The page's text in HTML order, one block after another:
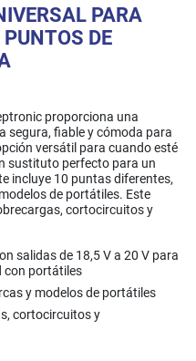
PARA
DE
proporciona una
segura, fiable y cómoda para
versátil para cuando esté
sustituto perfecto para un
incluye 10 puntas diferentes,
de portátiles. Este
cortocircuitos y
salidas de 18,5 V a 20 V para
con portátiles
y modelos de portátiles
cortocircuitos y